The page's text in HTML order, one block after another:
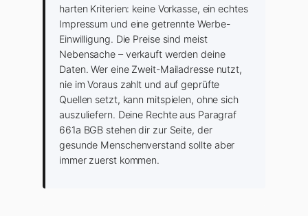
harten Kriterien: keine Vorkasse, ein echtes
Impressum und eine getrennte Werbe-
Einwilligung. Die Preise sind meist
Nebensache – verkauft werden deine
Daten. Wer eine Zweit-Mailadresse nutzt,
nie im Voraus zahlt und auf geprüfte
Quellen setzt, kann mitspielen, ohne sich
auszuliefern. Deine Rechte aus Paragraf
661a BGB stehen dir zur Seite, der
gesunde Menschenverstand sollte aber
immer zuerst kommen.